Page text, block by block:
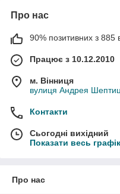
Про нас
90% позитивних з 885
Працює з 10.12.2010
м. Вінниця
вулиця Андрея
Контакти
Сьогодні вихідний
Показати весь
Про нас